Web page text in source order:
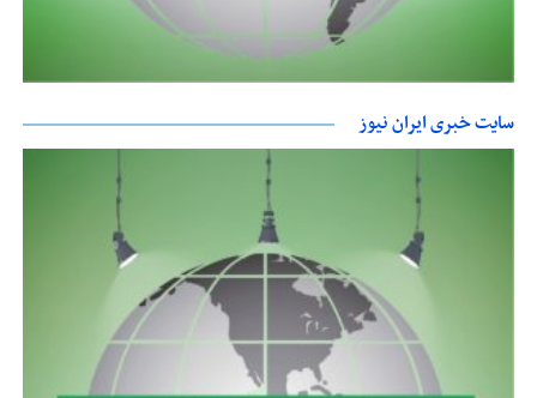
سایت خبری ایران نیوز